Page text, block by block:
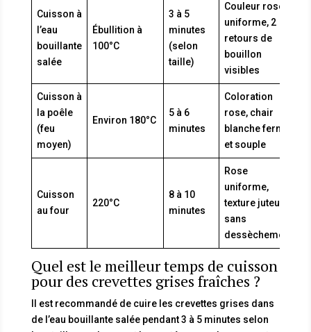
Cuisson à
l’eau
bouillante
salée
Ébullition à
100°C
3 à 5
minutes
(selon
taille)
Couleur rose
uniforme, 2
retours de
bouillon
visibles
Cuisson à
la poêle
(feu
moyen)
Environ 180°C
5 à 6
minutes
Coloration
rose, chair
blanche ferme
et souple
Cuisson
au four
220°C
8 à 10
minutes
Rose
uniforme,
texture juteuse
sans
dessèchement
Quel est le meilleur temps de cuisson
pour des crevettes grises fraîches ?
Il est recommandé de cuire les crevettes grises dans
de l’eau bouillante salée pendant 3 à 5 minutes selon